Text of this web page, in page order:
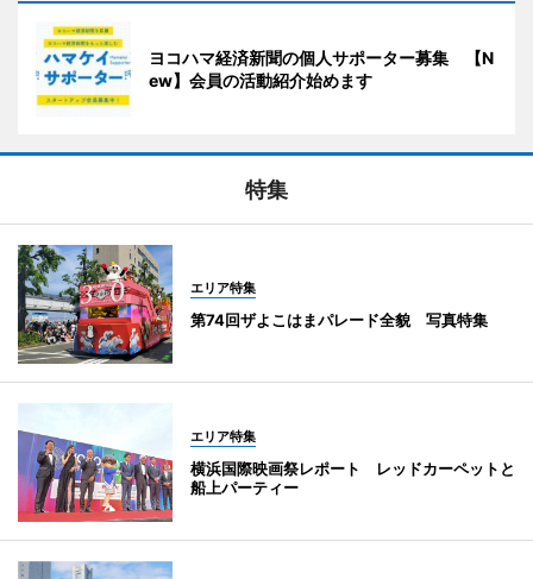
ヨコハマ経済新聞の個人サポーター募集 【N
ew】会員の活動紹介始めます
特集
エリア特集
第74回ザよこはまパレード全貌 写真特集
エリア特集
横浜国際映画祭レポート レッドカーペットと
船上パーティー